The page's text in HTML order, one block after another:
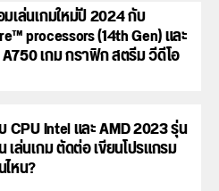
เล่นเกมใหม่ปี 2024 กับ
processors (14th Gen) และ
เกม กราฟิก สตรีม วีดีโอ
CPU Intel และ AMD 2023 รุ่น
เล่นเกม ตัดต่อ เขียนโปรแกรม
หน?